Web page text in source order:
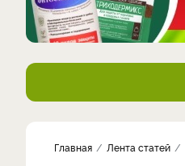
Главная Лента статей